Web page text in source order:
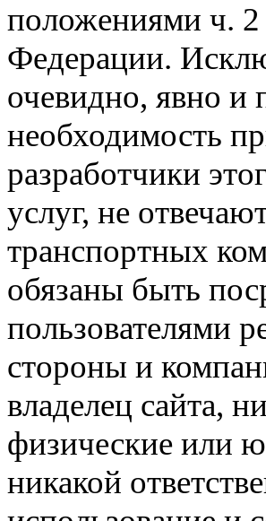
положениями ч. 2
Федерации.
очевидно, явно и
необходимость
разработчики
услуг, не
транспортных
обязаны быть
пользователями
стороны и
владелец сайта,
физические или
никакой